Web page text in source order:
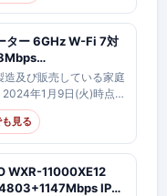
ター 6GHz W-Fi 7対
BUFFALO Wi-
ター フラッグシップ
無料】
及び販売している家庭
年1月9日(火)時点、
の確認に基づくメ
見る
WXR-11000XE12
IPv6